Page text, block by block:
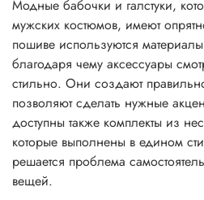
Модные бабочки и галстуки,
мужских костюмов, имеют
пошиве используются
благодаря чему аксессуары
стильно. Они создают
позволяют сделать нужные
доступны также комплекты из
которые выполнены в едином
решается проблема
вещей.